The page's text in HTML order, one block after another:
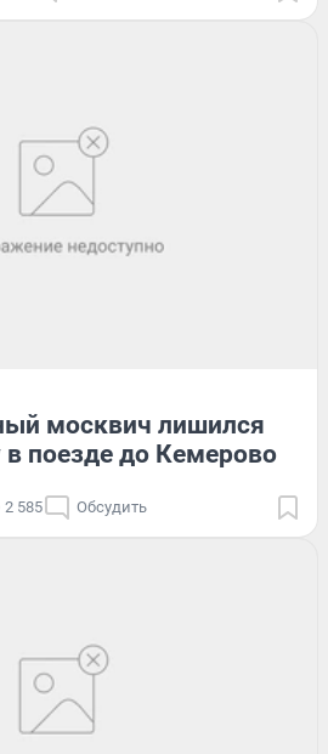
москвич лишился
в поезде до Кемерово
2 585 Обсудить